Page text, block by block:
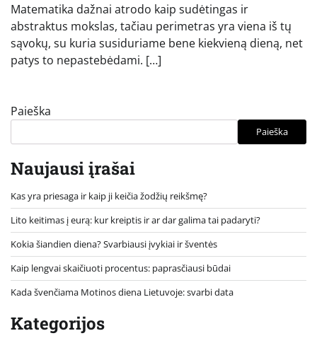
Matematika dažnai atrodo kaip sudėtingas ir
abstraktus mokslas, tačiau perimetras yra viena iš tų
sąvokų, su kuria susiduriame bene kiekvieną dieną, net
patys to nepastebėdami. […]
Paieška
Paieška
Naujausi įrašai
Kas yra priesaga ir kaip ji keičia žodžių reikšmę?
Lito keitimas į eurą: kur kreiptis ir ar dar galima tai padaryti?
Kokia šiandien diena? Svarbiausi įvykiai ir šventės
Kaip lengvai skaičiuoti procentus: paprasčiausi būdai
Kada švenčiama Motinos diena Lietuvoje: svarbi data
Kategorijos